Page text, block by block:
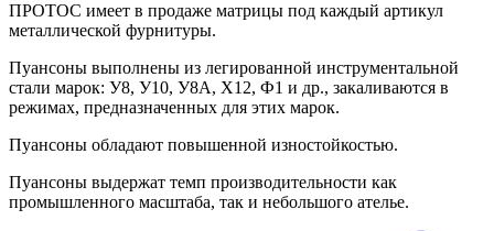
ПРОТОС имеет в продаже матрицы под каждый артикул
металлической фурнитуры.
Пуансоны выполнены из легированной инструментальной
стали марок: У8, У10, У8А, Х12, Ф1 и др., закаливаются в
режимах, предназначенных для этих марок.
Пуансоны обладают повышенной изностойкостью.
Пуансоны выдержат темп производительности как
промышленного масштаба, так и небольшого ателье.